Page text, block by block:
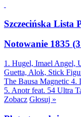
Szczecińska Lista
Notowanie 1835
1. Hugel, Imael Angel,
Guetta, Alok, Stick
The Bausa Magnetic 4.
5. Anotr feat. 54 Ultra
Zobacz Głosuj »